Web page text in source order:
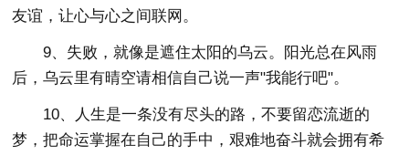
友谊，让心与心之间联网。
9、失败，就像是遮住太阳的乌云。阳光总在风雨
后，乌云里有晴空请相信自己说一声"我能行吧"。
10、人生是一条没有尽头的路，不要留恋流逝的
梦，把命运掌握在自己的手中，艰难地奋斗就会拥有希